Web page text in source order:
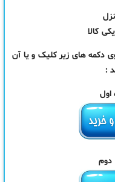
کالا
دکمه های زیر کلیک و یا آن
:
اول
دوم